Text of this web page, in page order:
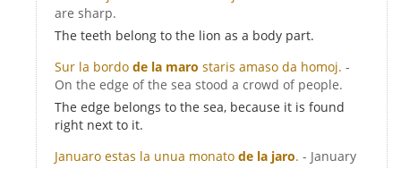
are sharp.
The teeth belong to the lion as a body part.
Sur la bordo de la maro staris amaso da homoj. -
On the edge of the sea stood a crowd of people.
The edge belongs to the sea, because it is found
right next to it.
Januaro estas la unua monato de la jaro. - January